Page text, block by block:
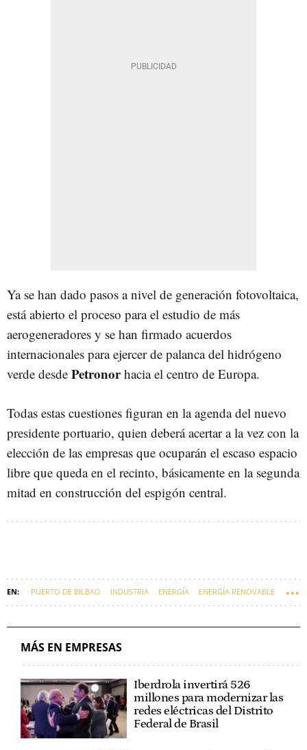
Ya se han dado pasos a nivel de generación fotovoltaica,
está abierto el proceso para el estudio de más
aerogeneradores y se han firmado acuerdos
internacionales para ejercer de palanca del hidrógeno
verde desde Petronorhacia el centro de Europa.
Todas estas cuestiones figuran en la agenda del nuevo
presidente portuario, quien deberá acertar a la vez con la
elección de las empresas que ocuparán el escaso espacio
libre que queda en el recinto, básicamente en la segunda
mitad en construcción del espigón central.
PUERTO DE BILBAO INDUSTRIA ENERGÍA ENERGÍA RENOVABLE
MÁS EN EMPRESAS
Iberdrola invertirá 526
millones para modernizar las
redes eléctricas del Distrito
Federal de Brasil